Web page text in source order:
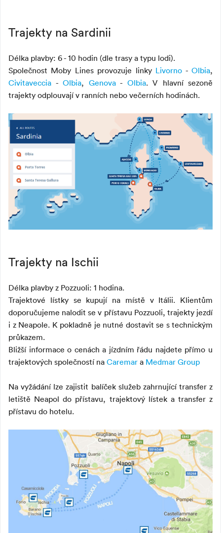
Trajekty na Sardinii
Délka plavby: 6 - 10 hodin (dle trasy a typu lodi).
Společnost Moby Lines provozuje linky Livorno -Olbia,
Civitaveccia - Olbia, Genova - Olbia. V hlavní sezoně
trajekty odplouvají v ranních nebo večerních hodinách.
Trajekty na Ischii
Délka plavby z Pozzuoli: 1 hodina.
Trajektové lístky se kupují na místě v Itálii. Klientům
doporučujeme nalodit se v přístavu Pozzuoli, trajekty jezdí
i z Neapole. K pokladně je nutné dostavit se s technickým
průkazem.
Bližší informace o cenách a jízdním řádu najdete přímo u
trajektových společností na Caremar a Medmar Group
Na vyžádání lze zajistit balíček služeb zahrnující transfer z
letiště Neapol do přístavu, trajektový lístek a transfer z
přístavu do hotelu.